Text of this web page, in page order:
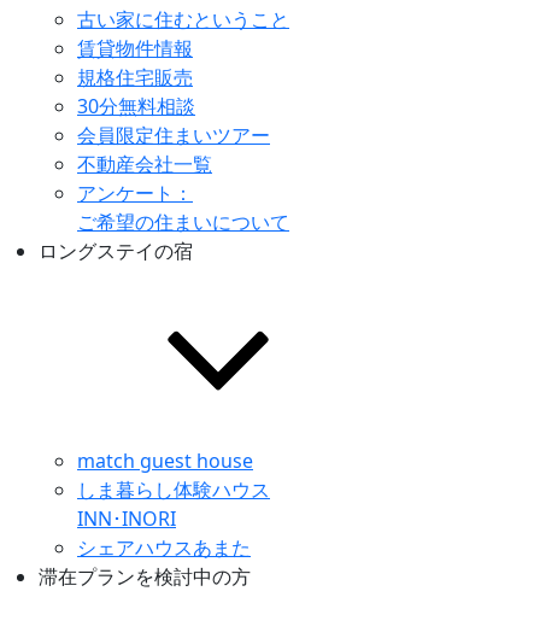
古い家に住むということ
賃貸物件情報
規格住宅販売
30分無料相談
会員限定住まいツアー
不動産会社一覧
アンケート：
ご希望の住まいについて
ロングステイの宿
match guest house
しま暮らし体験ハウス
INN･INORI
シェアハウスあまた
滞在プランを検討中の方